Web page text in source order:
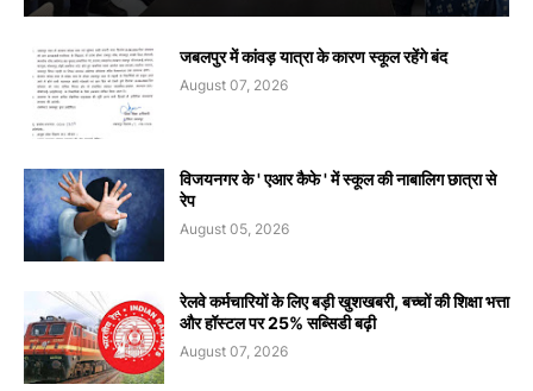
जबलपुर में कांवड़ यात्रा के कारण स्कूल रहेंगे बंद
August 07, 2026
विजयनगर के ' एआर कैफे ' में स्कूल की नाबालिग छात्रा से
रेप
August 05, 2026
रेलवे कर्मचारियों के लिए बड़ी खुशखबरी, बच्चों की शिक्षा भत्ता
और हॉस्टल पर 25% सब्सिडी बढ़ी
August 07, 2026